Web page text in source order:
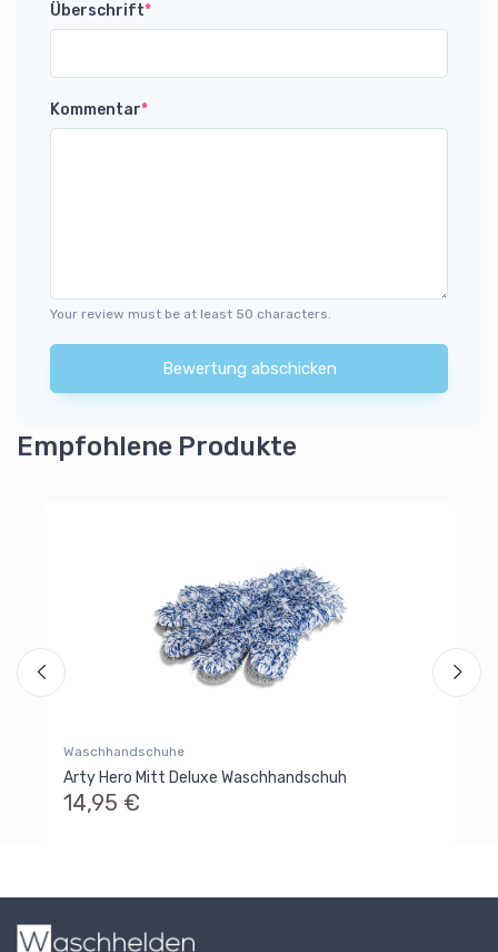
Überschrift*
Kommentar*
Your review must be at least 50 characters.
Bewertung abschicken
Empfohlene Produkte
Waschhandschuhe
Arty Hero Mitt Deluxe Waschhandschuh
14,95 €